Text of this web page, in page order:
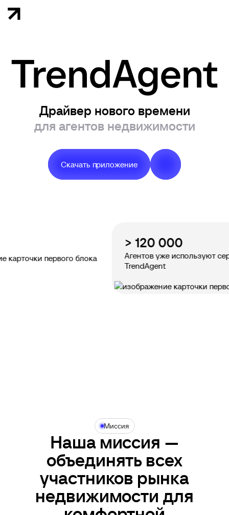
TrendAgent
Драйвер нового времени
для агентов недвижимости
Скачать приложение
> 120 000
Агентов уже используют сервисы
TrendAgent
Миссия
Наша миссия —
объединять всех
участников рынка
недвижимости для